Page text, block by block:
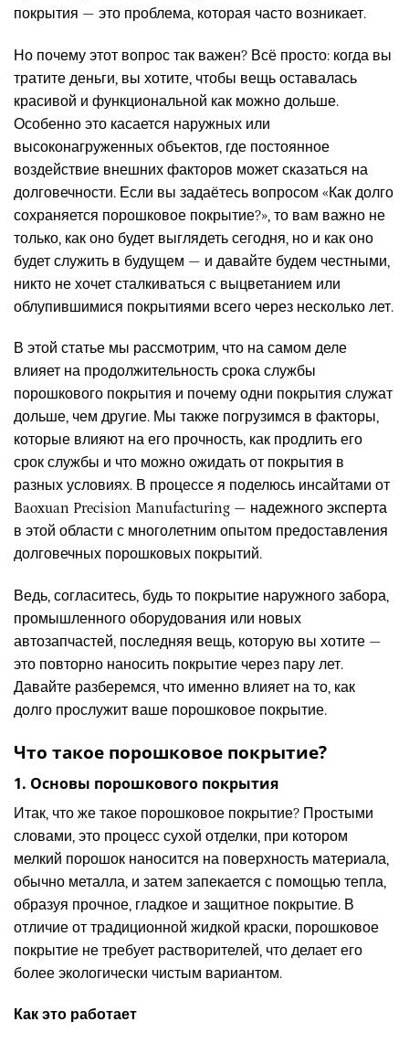
покрытия — это проблема, которая часто возникает.
Но почему этот вопрос так важен? Всё просто: когда вы
тратите деньги, вы хотите, чтобы вещь оставалась
красивой и функциональной как можно дольше.
Особенно это касается наружных или
высоконагруженных объектов, где постоянное
воздействие внешних факторов может сказаться на
долговечности. Если вы задаётесь вопросом «Как долго
сохраняется порошковое покрытие?», то вам важно не
только, как оно будет выглядеть сегодня, но и как оно
будет служить в будущем — и давайте будем честными,
никто не хочет сталкиваться с выцветанием или
облупившимися покрытиями всего через несколько лет.
В этой статье мы рассмотрим, что на самом деле
влияет на продолжительность срока службы
порошкового покрытия и почему одни покрытия служат
дольше, чем другие. Мы также погрузимся в факторы,
которые влияют на его прочность, как продлить его
срок службы и что можно ожидать от покрытия в
разных условиях. В процессе я поделюсь инсайтами от
Baoxuan Precision Manufacturing — надежного эксперта
в этой области с многолетним опытом предоставления
долговечных порошковых покрытий.
Ведь, согласитесь, будь то покрытие наружного забора,
промышленного оборудования или новых
автозапчастей, последняя вещь, которую вы хотите —
это повторно наносить покрытие через пару лет.
Давайте разберемся, что именно влияет на то, как
долго прослужит ваше порошковое покрытие.
Что такое порошковое покрытие?
1. Основы порошкового покрытия
Итак, что же такое порошковое покрытие? Простыми
словами, это процесс сухой отделки, при котором
мелкий порошок наносится на поверхность материала,
обычно металла, и затем запекается с помощью тепла,
образуя прочное, гладкое и защитное покрытие. В
отличие от традиционной жидкой краски, порошковое
покрытие не требует растворителей, что делает его
более экологически чистым вариантом.
Как это работает